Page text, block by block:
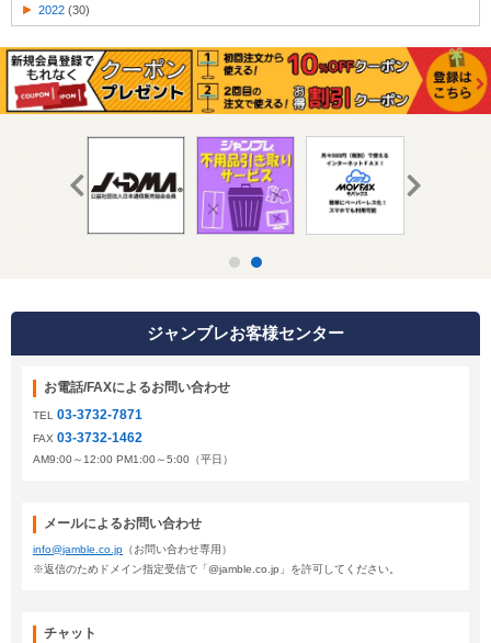
2022 (30)
ジャンブレお客様センター
お電話/FAXによるお問い合わせ
TEL 03-3732-7871
FAX 03-3732-1462
AM9:00～12:00 PM1:00～5:00（平日）
メールによるお問い合わせ
info@jamble.co.jp （お問い合わせ専用）
※返信のためドメイン指定受信で「@jamble.co.jp」を許可してください。
チャット